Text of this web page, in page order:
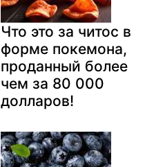
Что это за читос в
форме покемона,
проданный более
чем за 80 000
долларов!